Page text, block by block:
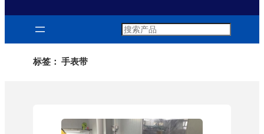
Search
标签： 手表带